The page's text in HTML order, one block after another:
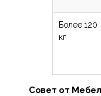
Более 120
кг
Совет от